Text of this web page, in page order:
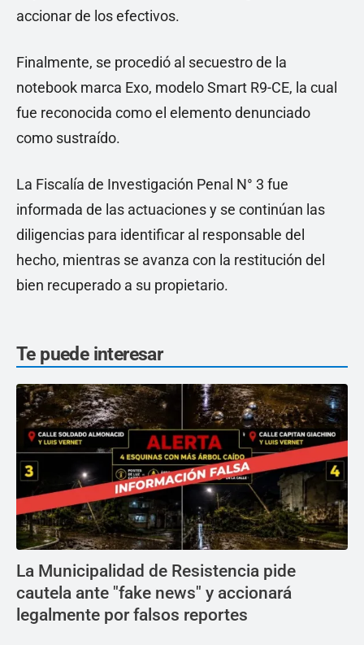
accionar de los efectivos.
Finalmente, se procedió al secuestro de la
notebook marca Exo, modelo Smart R9-CE, la cual
fue reconocida como el elemento denunciado
como sustraído.
La Fiscalía de Investigación Penal N° 3 fue
informada de las actuaciones y se continúan las
diligencias para identificar al responsable del
hecho, mientras se avanza con la restitución del
bien recuperado a su propietario.
Te puede interesar
La Municipalidad de Resistencia pide
cautela ante "fake news" y accionará
legalmente por falsos reportes